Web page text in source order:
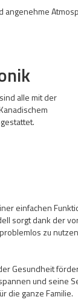
alle mit der
einfachen
sorgt dank der
zu
Gesundheit
und seine
die ganze Familie.